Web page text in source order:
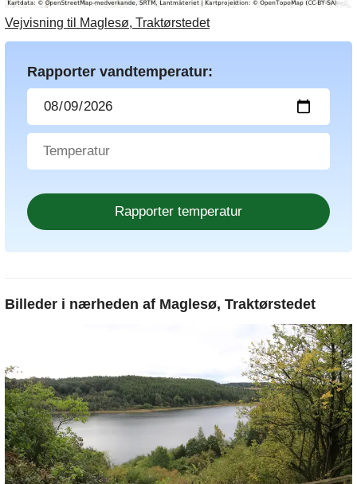
Vejvisning til Maglesø, Traktørstedet
Rapporter vandtemperatur:
Billeder i nærheden af Maglesø, Traktørstedet